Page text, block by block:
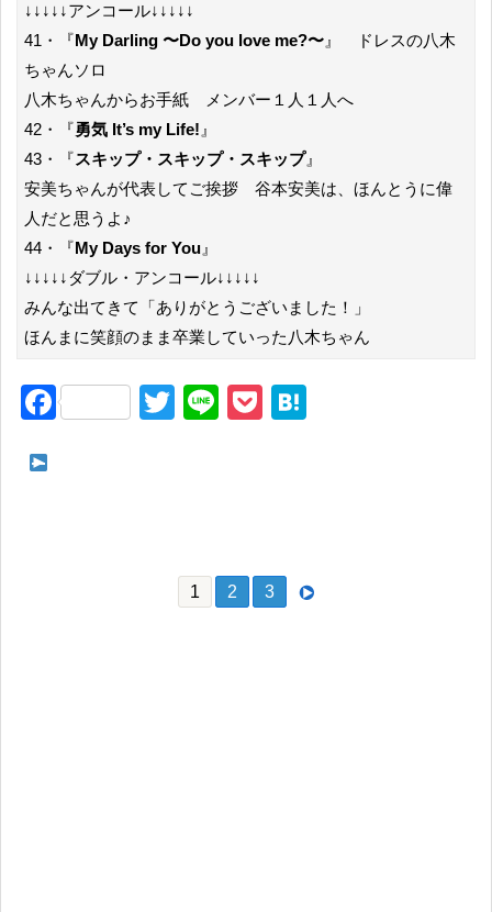
↓↓↓↓↓アンコール↓↓↓↓↓
41・『My Darling 〜Do you love me?〜 』 ドレスの八木
ちゃんソロ
八木ちゃんからお手紙 メンバー１人１人へ
42・『勇気 It’s my Life! 』
43・『スキップ・スキップ・スキップ』
安美ちゃんが代表してご挨拶 谷本安美は、ほんとうに偉
人だと思うよ♪
44・『My Days for You 』
↓↓↓↓↓ダブル・アンコール↓↓↓↓↓
みんな出てきて「ありがとうございました！」
ほんまに笑顔のまま卒業していった八木ちゃん
F
T
Li
P
1 2 3